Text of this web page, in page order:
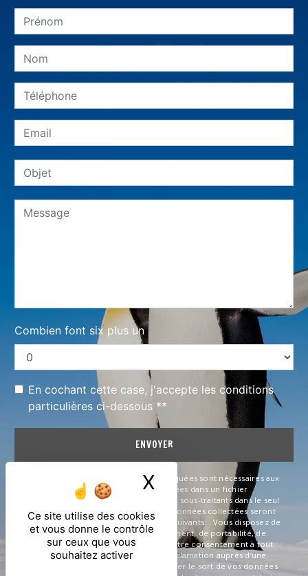
Ce site utilise des cookies
et vous donne le contrôle
sur ceux que vous
souhaitez activer
X Masquer le
Combien font six plus un
En cochant cette case, j'accepte les conditions
particulières ci-dessous **
ENVOYER
** Les données personnelles communiquées sont nécessaires aux
fins de vous contacter et sont enregistrées dans un fichier
informatisé. Elles sont destinées à et ses sous-traitants dans le seul
but de répondre à votre message. Les données collectées seront
communiquées aux seuls destinataires suivants: . Vous disposez de
droits d’accès, de rectification, d’effacement, de portabilité, de
limitation, d’opposition, de retrait de votre consentement à tout
moment et du droit d’introduire une réclamation auprès d’une
autorité de contrôle, ainsi que d’organiser le sort de vos données